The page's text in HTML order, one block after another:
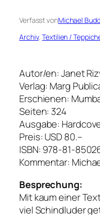
Verfasst vonMichael
Archiv, Textilien /
Autor/en: Janet
Verlag: Marg
Erschienen:
Seiten: 324
Ausgabe:
Preis: USD 80.–
ISBN: 978-81-
Kommentar:
Besprechung:
Mit kaum einer
viel Schindluder